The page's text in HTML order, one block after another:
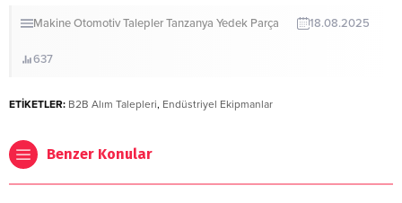
MakineOtomotivTaleplerTanzanya Yedek Parça 18.08.2025
637
ETİKETLER: B2B Alım Talepleri, Endüstriyel Ekipmanlar
Benzer Konular